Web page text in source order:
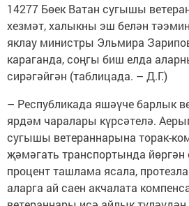
14277 Бөек Ватан сугышы
хезмәт, халыкны эш белән
яклау министры Эльмира
караганда, соңгы биш елда
сирәгәйгән (таблицада. – Д.Г.)
– Республикада яшәүче барлык
ярдәм чаралары күрсәтелә.
сугышы ветераннарына торак-
җәмәгать транспортында йөргән
процент ташлама ясала,
аларга ай саен акчалата